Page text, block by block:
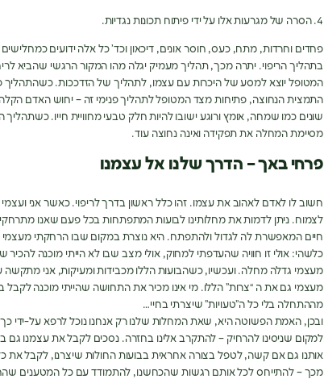
הסרה של מגרעות אלו על ידי פיתוח תכונות נגדיות.
פחדים וחרדות, מתח, כעס, חוסר אונים, דיכאון וכד’ כל אלה ידועים כמחלישים
בתהליך הריפוי. יתרה מכך, תהליך מעמיק יגלה מהו המקור הרגשי שהביא
המטופל יוצא למסע של היכרות עם עצמו, לתהליך של הזדככות.
התמצית הנחוצה, פתיחות מצד המטופל לתהליך פנימי זה – יחוש האדם
שונים כמו שמחה, אומץ ורוגע ישובו להיות חלק טבעי מחוויית חייו. כשתהליך
מסיימת המחלה את תפקידה ואינה נחוצה עוד.
פרחי באך – הדרך שלנו אל עצמנו
חשוב לו לאדם לאהוב את עצמו. זהו כלל ראשון בדרך לריפוי. כאשר אני
לצמוח. ניתן לדמות את מחלותינו לבועות המתפתחות בכל פעם שאנו
חיים המאפשרת לה לגדול ולהתפתח. היא נוצרת במקום שבו הרחקתי
כלשהי: אולי זו חוויה שהעדפתי למחוק, אולי מצב שבו לא הייתי מוכנה להכיר
מעצמי גדלה מחלה. ועכשיו, כשהבועות הללו מכבידות ומעיקות, אני מתקשה
מעצמי גם את ה “צרות” הללו. מי אינו מכיר את התחושה שהייתי מוכנה לקבל
מההתחלה בלי כל ה”טעויות” שיצרתי בחיי…
ובכן, האמת הפשוטה היא, שאת המחלות שלנו רק אנחנו נוכל לרפא על-ידי
למקום שניסינו להרחיק – להתקרב אלינו בחזרה. נסכים לקבל את עצמנו גם
אותנו גם אם קשה, לטפל בצורה אחראית בבועות החולות שיצרנו, לקבל את
מכך – להתייחס לכל אותם רגשות שהכחשנו, להתמודד עם כל המטענים